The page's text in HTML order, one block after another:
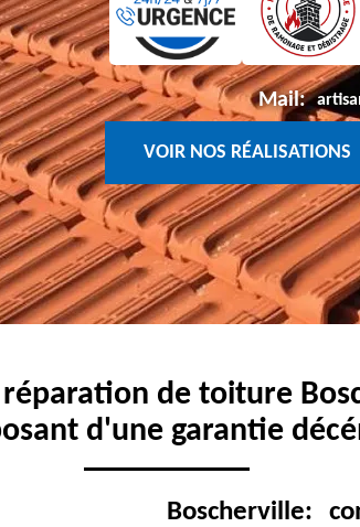
Mail:
VOIR NOS RÉALISATIONS
de toiture
d'une garantie
Boscherville: